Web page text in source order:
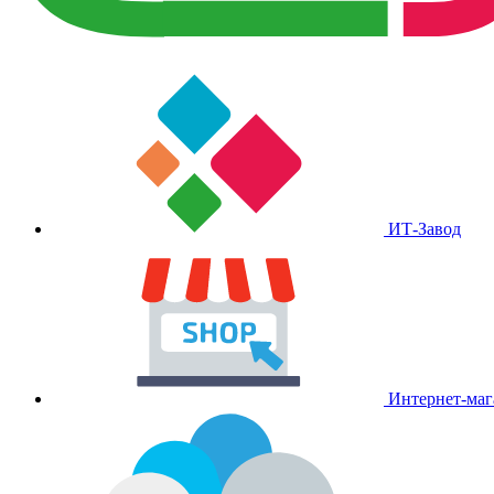
ИТ-Завод
Интернет-